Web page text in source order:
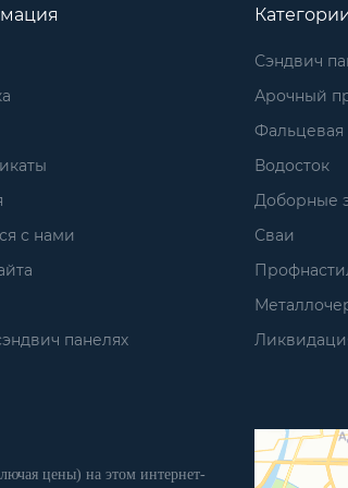
с нами
панелях
Сэндвич
Арочный
Фальцевая
Водосток
Доборные
Сваи
цены) на этом интернет-